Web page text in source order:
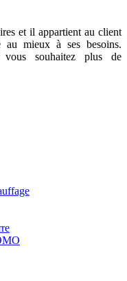
et il appartient au client
au mieux à ses besoins.
souhaitez plus de